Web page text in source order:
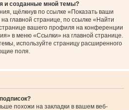
и созданные мной темы?
щёлкнув по ссылке «Показать ваши
главной странице, по ссылке «Найти
вашего профиля на конференции
в меню «Ссылки» на главной странице.
используйте страницу расширенного
поля.
похожи на закладки в вашем веб-